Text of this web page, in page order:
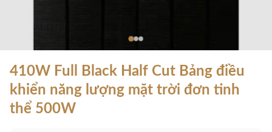
410W Full Black Half Cut Bảng điều
khiển năng lượng mặt trời đơn tinh
thể 500W